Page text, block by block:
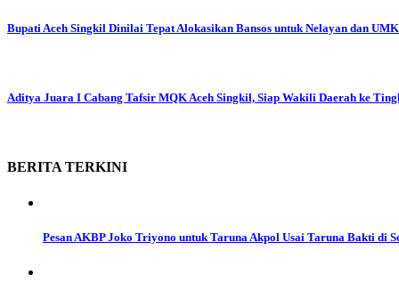
Bupati Aceh Singkil Dinilai Tepat Alokasikan Bansos untuk Nelayan dan
Aditya Juara I Cabang Tafsir MQK Aceh Singkil, Siap Wakili Daerah ke
BERITA TERKINI
Pesan AKBP Joko Triyono untuk Taruna Akpol Usai Taruna Bakti di